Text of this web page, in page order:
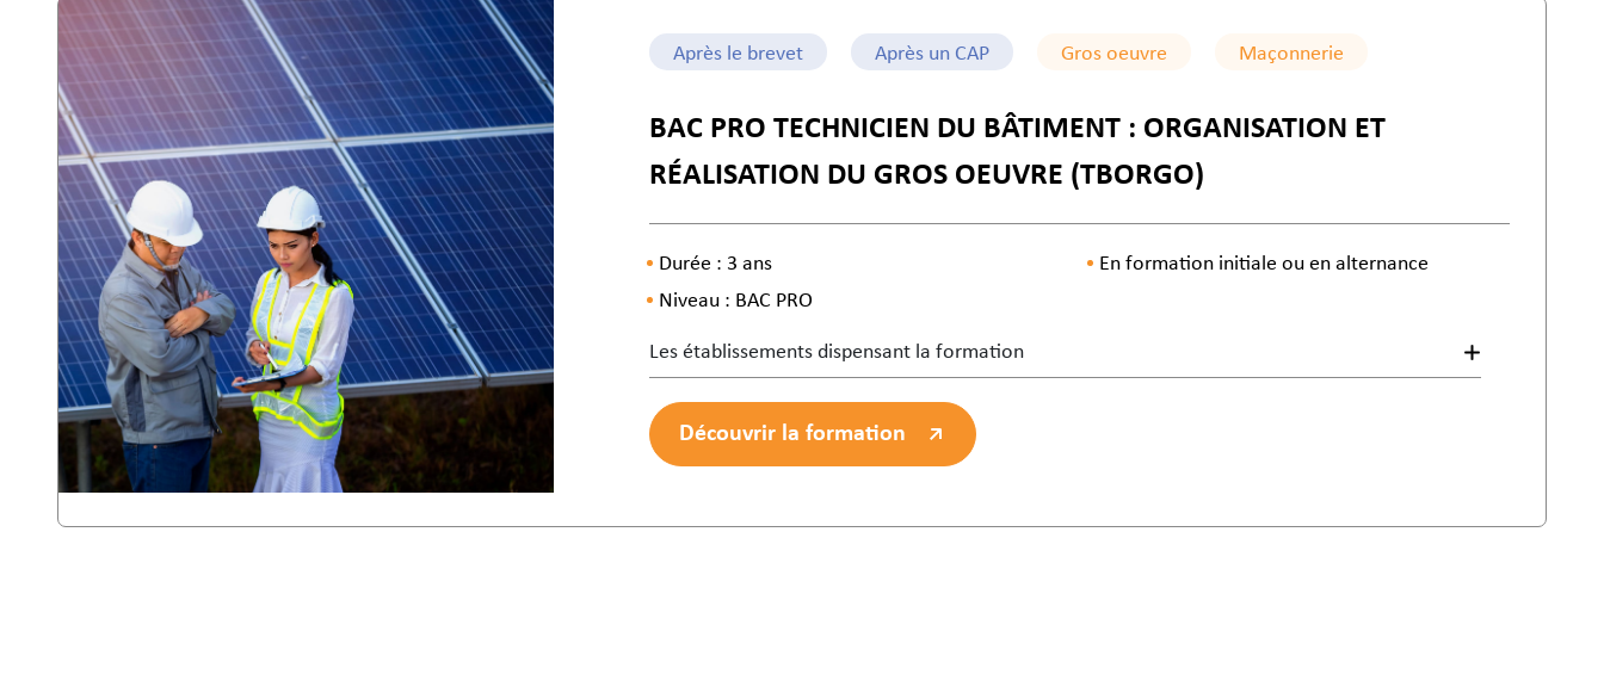
Après le brevet Après un CAP Gros oeuvre Maçonnerie
BAC PRO TECHNICIEN DU BÂTIMENT : ORGANISATION ET
RÉALISATION DU GROS OEUVRE (TBORGO)
Durée : 3 ans
Niveau : BAC PRO
En formation initiale ou en alternance
Les établissements dispensant la formation
Découvrir la formation